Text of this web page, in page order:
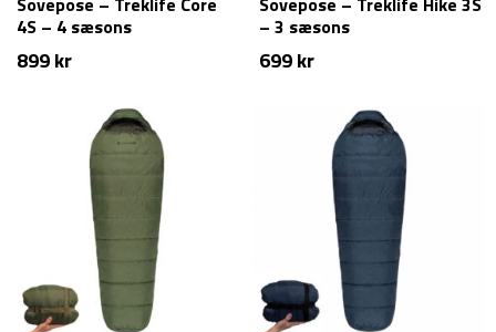
4S – 4 sæsons
899kr
– 3 sæsons
699kr